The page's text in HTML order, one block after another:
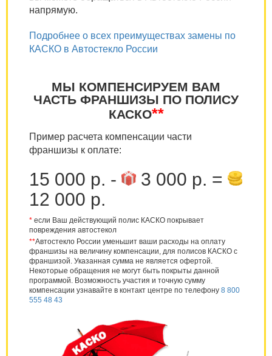
напрямую.
Подробнее о всех преимуществах замены по
КАСКО в Автостекло России
МЫ КОМПЕНСИРУЕМ ВАМ
ЧАСТЬ ФРАНШИЗЫ ПО ПОЛИСУ
КАСКО**
Пример расчета компенсации части
франшизы к оплате:
15 000 р. -
3 000 р. =
12 000 р.
* если Ваш действующий полис КАСКО покрывает
повреждения автостекол
**Автостекло России уменьшит ваши расходы на оплату
франшизы на величину компенсации, для полисов КАСКО с
франшизой. Указанная сумма не является офертой.
Некоторые обращения не могут быть покрыты данной
программой. Возможность участия и точную сумму
компенсации узнавайте в контакт центре по телефону 8 800
555 48 43